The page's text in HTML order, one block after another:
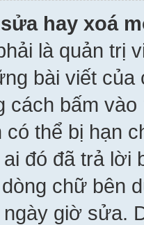
hay xoá
là quản trị
bài viết
cách bấm
có thể bị hạn
đó đã trả lời
chữ bên
giờ sửa.